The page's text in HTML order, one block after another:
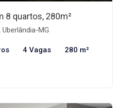
8 quartos, 280m²
MG
4 Vagas 280 m²